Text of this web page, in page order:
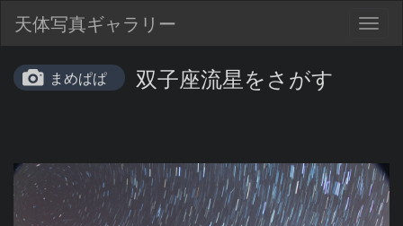
天体写真ギャラリー
まめぱぱ 双子座流星をさがす